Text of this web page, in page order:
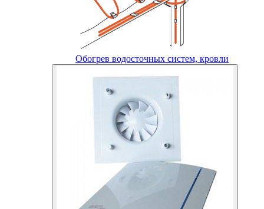
Обогрев водосточных систем, кровли